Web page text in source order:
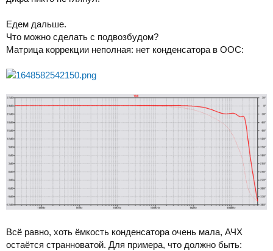
Едем дальше.
Что можно сделать с подвозбудом?
Матрица коррекции неполная: нет конденсатора в ООС:
Всё равно, хоть ёмкость конденсатора очень мала, АЧХ
остаётся странноватой. Для примера, что должно быть: